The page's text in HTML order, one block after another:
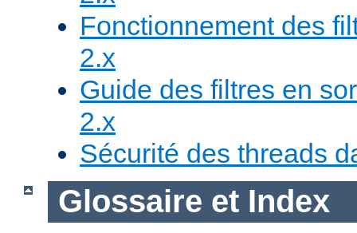
Fonctionnement des
2.x
Guide des filtres en
2.x
Sécurité des threads
Glossaire et Index